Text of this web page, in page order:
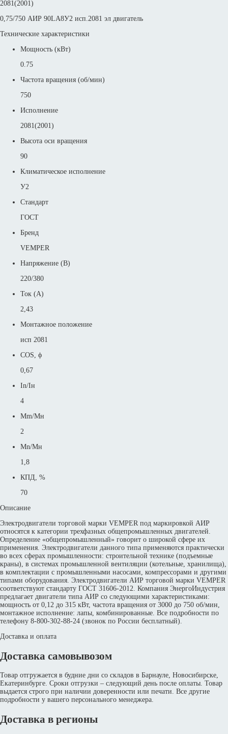
2081(2001)
0,75/750 АИР 90LА8У2 исп.2081 эл двигатель
Технические характеристики
Мощность (кВт)
0.75
Частота вращения (об/мин)
750
Исполнение
2081(2001)
Высота оси вращения
90
Климатическое исполнение
У2
Стандарт
ГОСТ
Бренд
VEMPER
Напряжение (В)
220/380
Ток (А)
2,43
Монтажное положение
исп 2081
COS, ϕ
0,67
In/Iн
4
Mm/Mн
2
Mn/Mн
1,8
КПД, %
70
Описание
Электродвигатели торговой марки VEMPER под маркировкой АИР
относятся к категории трехфазных общепромышленных двигателей.
Определение «общепромышленный» говорит о широкой сфере их
применения. Электродвигатели данного типа применяются практически
во всех сферах промышленности: строительной технике (подъемные
краны), в системах промышленной вентиляции (котельные, хранилища),
в комплектации с промышленными насосами, компрессорами и другими
типами оборудования. Электродвигатели АИР торговой марки VEMPER
соответствуют стандарту ГОСТ 31606-2012. Компания ЭнергоИндустрия
предлагает двигатели типа АИР со следующими характеристиками:
мощность от 0,12 до 315 кВт, частота вращения от 3000 до 750 об/мин,
монтажное исполнение: лапы, комбинированные. Все подробности по
телефону 8-800-302-88-24 (звонок по России бесплатный).
Доставка и оплата
Доставка самовывозом
Товар отгружается в будние дни со складов в Барнауле, Новосибирске,
Екатеринбурге. Сроки отгрузки – следующий день после оплаты. Товар
выдается строго при наличии доверенности или печати. Все другие
подробности у вашего персонального менеджера.
Доставка в регионы